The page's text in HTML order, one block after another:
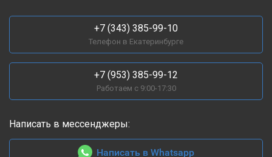
+7 (343) 385-99-10
Телефон в Екатеринбурге
+7 (953) 385-99-12
Работаем с 9:00-17:30
Написать в мессенджеры:
Написать в Whatsapp